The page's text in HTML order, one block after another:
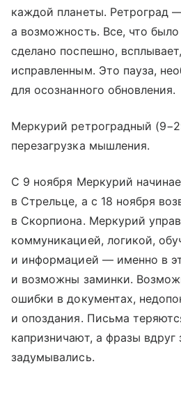
каждой планеты. Ретроград
а возможность. Все, что
сделано поспешно,
исправленным. Это пауза,
для осознанного обновления.
Меркурий ретроградный
перезагрузка мышления.
С 9 ноября Меркурий
в Стрельце, а с 18 ноября
в Скорпиона. Меркурий
коммуникацией, логикой,
и информацией — именно в
и возможны заминки.
ошибки в документах,
и опоздания. Письма
капризничают, а фразы вдруг
задумывались.